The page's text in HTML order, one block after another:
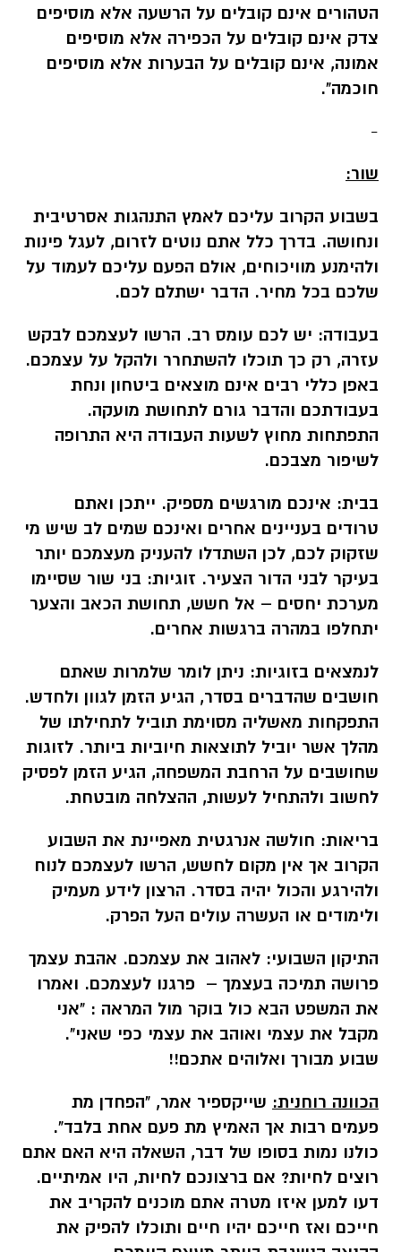
הטהורים אינם קובלים על הרשעה אלא מוסיפים
צדק אינם קובלים על הכפירה אלא מוסיפים
אמונה, אינם קובלים על הבערות אלא מוסיפים
חוכמה".
-
שור:
בשבוע הקרוב עליכם לאמץ התנהגות אסרטיבית
ונחושה. בדרך כלל אתם נוטים לזרום, לעגל פינות
ולהימנע מוויכוחים, אולם הפעם עליכם לעמוד על
שלכם בכל מחיר. הדבר ישתלם לכם.
בעבודה: יש לכם עומס רב. הרשו לעצמכם לבקש
עזרה, רק כך תוכלו להשתחרר ולהקל על עצמכם.
באפן כללי רבים אינם מוצאים ביטחון ונחת
בעבודתכם והדבר גורם לתחושת מועקה.
התפתחות מחוץ לשעות העבודה היא התרופה
לשיפור מצבכם.
בבית: אינכם מורגשים מספיק. ייתכן ואתם
טרודים בעניינים אחרים ואינכם שמים לב שיש מי
שזקוק לכם, לכן השתדלו להעניק מעצמכם יותר
בעיקר לבני הדור הצעיר. זוגיות: בני שור שסיימו
מערכת יחסים – אל חשש, תחושת הכאב והצער
יתחלפו במהרה ברגשות אחרים.
לנמצאים בזוגיות: ניתן לומר שלמרות שאתם
חושבים שהדברים בסדר, הגיע הזמן לגוון ולחדש.
התפקחות מאשליה מסוימת תוביל לתחילתו של
מהלך אשר יוביל לתוצאות חיוביות ביותר. לזוגות
שחושבים על הרחבת המשפחה, הגיע הזמן לפסיק
לחשוב ולהתחיל לעשות, ההצלחה מובטחת.
בריאות: חולשה אנרגטית מאפיינת את השבוע
הקרוב אך אין מקום לחשש, הרשו לעצמכם לנוח
ולהירגע והכול יהיה בסדר. הרצון לידע מעמיק
ולימודים או העשרה עולים העל הפרק.
התיקון השבועי: לאהוב את עצמכם. אהבת עצמך
פרושה תמיכה בעצמך – פרגנו לעצמכם. ואמרו
את המשפט הבא כול בוקר מול המראה : "אני
מקבל את עצמי ואוהב את עצמי כפי שאני".
שבוע מבורך ואלוהים אתכם!!
הכוונה רוחנית: שייקספיר אמר, "הפחדן מת
פעמים רבות אך האמיץ מת פעם אחת בלבד".
כולנו נמות בסופו של דבר, השאלה היא האם אתם
רוצים לחיות? אם ברצונכם לחיות, היו אמיתיים.
דעו למען איזו מטרה אתם מוכנים להקריב את
חייכם ואז חייכם יהיו חיים ותוכלו להפיק את